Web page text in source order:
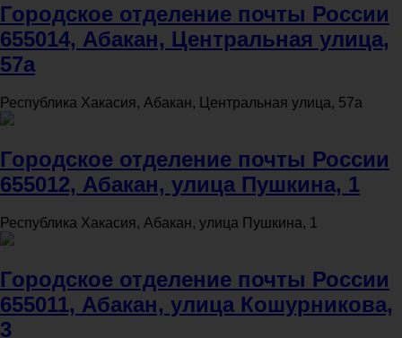
Городское отделение почты России
655014, Абакан, Центральная улица,
57а
Республика Хакасия, Абакан, Центральная улица, 57а
Городское отделение почты России
655012, Абакан, улица Пушкина, 1
Республика Хакасия, Абакан, улица Пушкина, 1
Городское отделение почты России
655011, Абакан, улица Кошурникова,
3